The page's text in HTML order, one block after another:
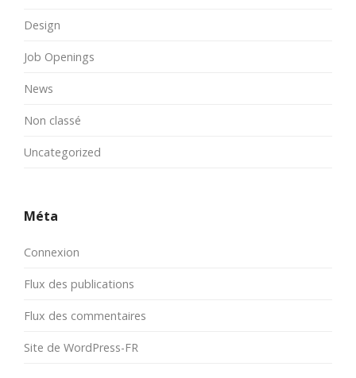
Design
Job Openings
News
Non classé
Uncategorized
Méta
Connexion
Flux des publications
Flux des commentaires
Site de WordPress-FR